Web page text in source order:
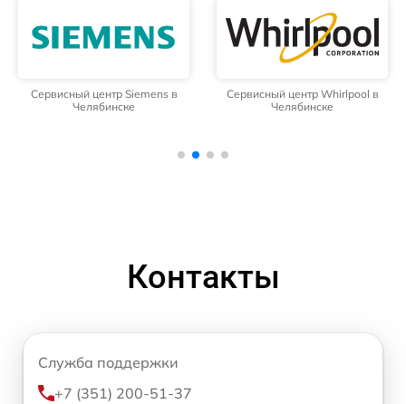
Сервисный центр Siemens в
Челябинске
Сервисный центр Whirlpool в
Челябинске
Контакты
Служба поддержки
+7 (351) 200-51-37